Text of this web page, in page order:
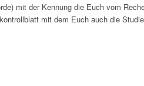
mit der Kennung die Euch vom
mit dem Euch auch die